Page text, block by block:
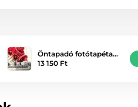
Öntapadó fotótapéta…
13 150 Ft